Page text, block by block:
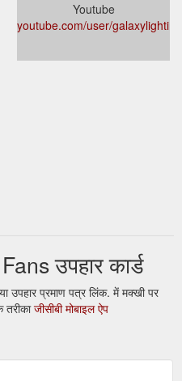
Youtube
youtube.com/user/galaxylighting
उपहार कार्ड
उपहार प्रमाण पत्र लिंक. में मक्खी पर
जीसीबी मोबाइल ऐप